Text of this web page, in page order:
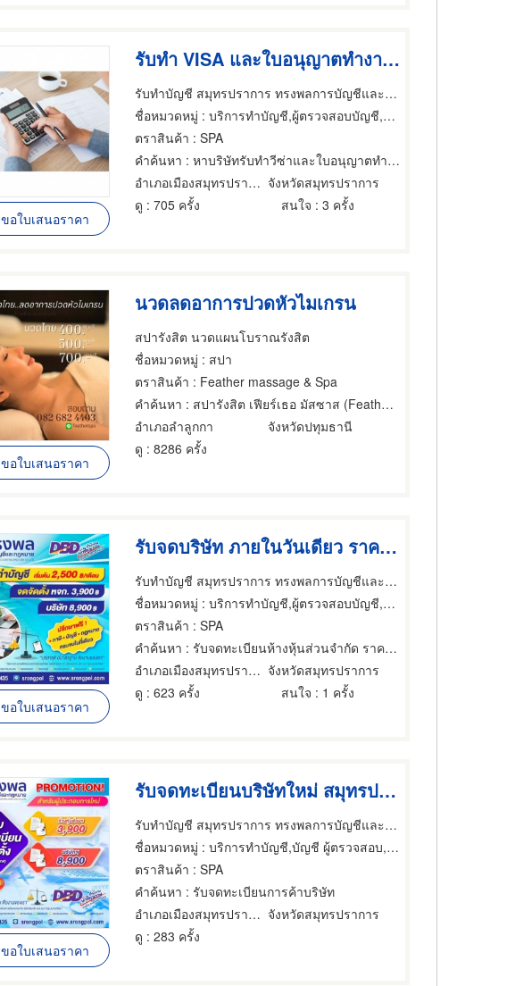
ขอใบเสนอราคา
รับทำ VISA และใบอนุญาตทำงาน ราคาไม่แพง สมุทรปราการ
รับทำบัญชี สมุทรปราการ ทรงพลการบัญชีและกฎหมาย
ชื่อหมวดหมู่ : บริการทำบัญชี,ผู้ตรวจสอบบัญชี,บริการทำและตรวจสอบบัญชี
ตราสินค้า : SPA
คำค้นหา : หาบริษัทรับทำวีซ่าและใบอนุญาตทำงาน
อำเภอเมืองสมุทรปราการ จังหวัดสมุทรปราการ
ดู : 705 ครั้ง สนใจ : 3 ครั้ง
ขอใบเสนอราคา
นวดลดอาการปวดหัวไมเกรน
สปารังสิต นวดแผนโบราณรังสิต
ชื่อหมวดหมู่ : สปา
ตราสินค้า : Feather massage & Spa
คำค้นหา : สปารังสิต เฟียร์เธอ มัสซาส (Feather massage and spa)
อำเภอลำลูกกา
จังหวัดปทุมธานี
ดู : 8286 ครั้ง
ขอใบเสนอราคา
รับจดบริษัท ภายในวันเดียว ราคาถูก
รับทำบัญชี สมุทรปราการ ทรงพลการบัญชีและกฎหมาย
ชื่อหมวดหมู่ : บริการทำบัญชี,ผู้ตรวจสอบบัญชี,บัญชี ผู้ตรวจสอบ
ตราสินค้า : SPA
คำค้นหา : รับจดทะเบียนห้างหุ้นส่วนจำกัด ราคาถูก
อำเภอเมืองสมุทรปราการ จังหวัดสมุทรปราการ
ดู : 623 ครั้ง สนใจ : 1 ครั้ง
ขอใบเสนอราคา
รับจดทะเบียนบริษัทใหม่ สมุทรปราการ
รับทำบัญชี สมุทรปราการ ทรงพลการบัญชีและกฎหมาย
ชื่อหมวดหมู่ : บริการทำบัญชี,บัญชี ผู้ตรวจสอบ,ผู้ตรวจสอบบัญชี
ตราสินค้า : SPA
คำค้นหา : รับจดทะเบียนการค้าบริษัท
อำเภอเมืองสมุทรปราการ จังหวัดสมุทรปราการ
ดู : 283 ครั้ง